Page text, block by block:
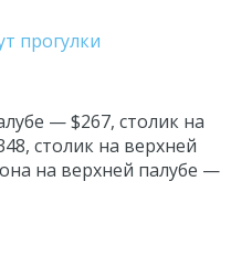
прогулки
—$267, cтолик на
, столик на верхней
на верхней палубе —